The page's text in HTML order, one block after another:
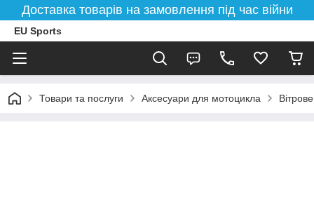
Доставка товарів на замовлення під час війни
EU Sports
Товари та послуги Аксесуари для мотоцикла